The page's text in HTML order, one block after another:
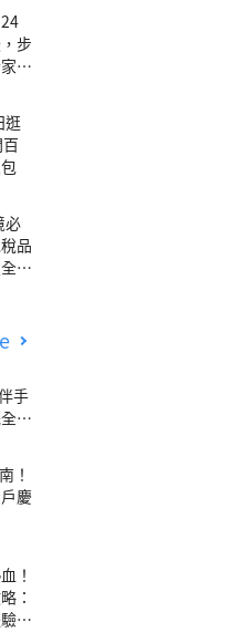
步
庭
的
逛
必
品
攻
手
指
！
慶
！
：
指